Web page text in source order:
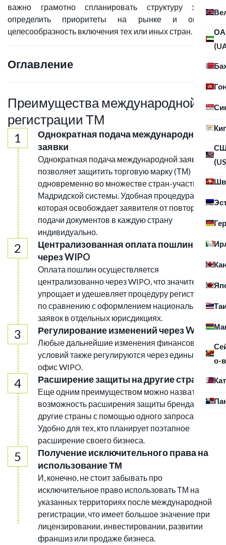
о-
важно грамотно спланировать структуру заявки,
определить приоритеты на рынке и оценить
целесообразность включения тех или иных стран.
Оглавление
Преимущества международной
регистрации ТМ
Однократная подача международной
заявки
Однократная подача международной заявки
позволяет защитить торговую марку (ТМ)
одновременно во множестве стран-участниц
Мадридской системы. Удобная процедура,
которая освобождает заявителя от повторной
подачи документов в каждую страну
индивидуально.
Централизованная оплата пошлин
через WIPO
Оплата пошлин осуществляется
централизованно через WIPO, что значительно
упрощает и удешевляет процедуру регистрации
по сравнению с оформлением национальных
заявок в отдельных юрисдикциях.
Регулирование изменений через WIPO
Любые дальнейшие изменения финансовых
условий также регулируются через единый
офис WIPO.
Расширение защиты на другие страны
Еще одним преимуществом можно назвать
возможность расширения защиты бренда на
другие страны с помощью одного запроса.
Удобно для тех, кто планирует поэтапное
расширение своего бизнеса.
Получение исключительного права на
использование ТМ
И, конечно, не стоит забывать про
исключительное право использовать ТМ на
указанных территориях после международной
регистрации, что имеет большое значение при
лицензировании, инвестировании, развитии
франшиз или продаже бизнеса.